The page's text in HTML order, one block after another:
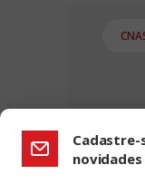
Cadastre-
novidades